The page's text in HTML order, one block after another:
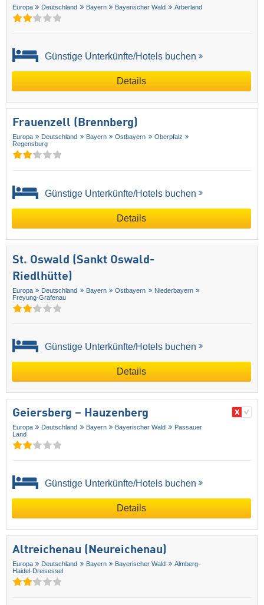
Europa Deutschland Bayern Bayerischer Wald Arberland
Günstige Unterkünfte/Hotels buchen
Details
Frauenzell (Brennberg)
Europa Deutschland Bayern Ostbayern
Oberpfalz
Regensburg
Günstige Unterkünfte/Hotels buchen
Details
St. Oswald (Sankt Oswald-
Riedlhütte)
Europa Deutschland Bayern Ostbayern
Niederbayern
Freyung-Grafenau
Günstige Unterkünfte/Hotels buchen
Details
Geiersberg – Hauzenberg
Europa Deutschland Bayern Bayerischer Wald
Passauer
Land
Günstige Unterkünfte/Hotels buchen
Details
Altreichenau (Neureichenau)
Europa Deutschland Bayern Bayerischer Wald
Almberg-
Haidel-Dreisessel